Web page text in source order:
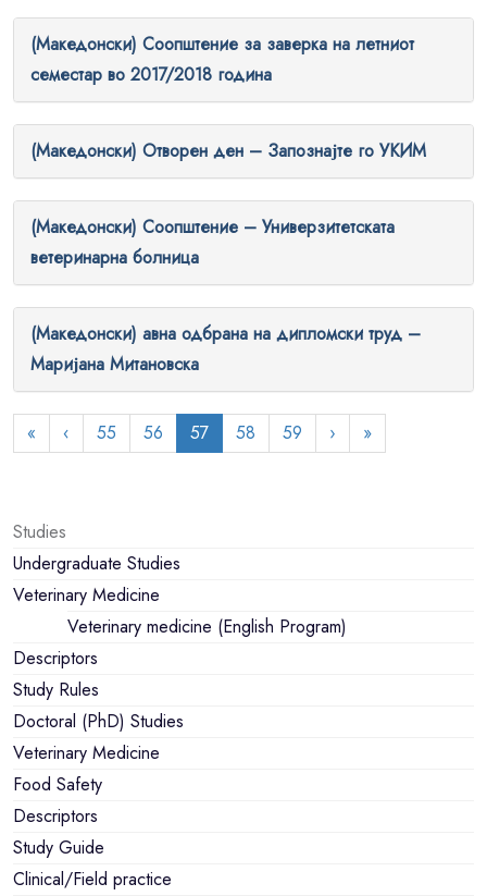
(Македонски) Соопштение за заверка на летниот
семестар во 2017/2018 година
(Македонски) Отворен ден – Запознајте го УКИМ
(Македонски) Соопштение – Универзитетската
ветеринарна болница
(Македонски) авна одбрана на дипломски труд –
Маријана Митановска
« ‹ 55 56 57 58 59 › »
Studies
Undergraduate Studies
Veterinary Medicine
Veterinary medicine (English Program)
Descriptors
Study Rules
Doctoral (PhD) Studies
Veterinary Medicine
Food Safety
Descriptors
Study Guide
Clinical/Field practice